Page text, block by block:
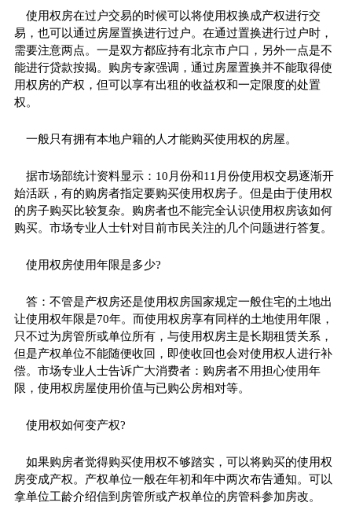
使用权房在过户交易的时候可以将使用权换成产权进行交
易，也可以通过房屋置换进行过户。在通过置换进行过户时，
需要注意两点。一是双方都应持有北京市户口，另外一点是不
能进行贷款按揭。购房专家强调，通过房屋置换并不能取得使
用权房的产权，但可以享有出租的收益权和一定限度的处置
权。
一般只有拥有本地户籍的人才能购买使用权的房屋。
据市场部统计资料显示：10月份和11月份使用权交易逐渐开
始活跃，有的购房者指定要购买使用权房子。但是由于使用权
的房子购买比较复杂。购房者也不能完全认识使用权房该如何
购买。市场专业人士针对目前市民关注的几个问题进行答复。
使用权房使用年限是多少?
答：不管是产权房还是使用权房国家规定一般住宅的土地出
让使用权年限是70年。而使用权房享有同样的土地使用年限，
只不过为房管所或单位所有，与使用权房主是长期租赁关系，
但是产权单位不能随便收回，即使收回也会对使用权人进行补
偿。市场专业人士告诉广大消费者：购房者不用担心使用年
限，使用权房屋使用价值与已购公房相对等。
使用权如何变产权?
如果购房者觉得购买使用权不够踏实，可以将购买的使用权
房变成产权。产权单位一般在年初和年中两次布告通知。可以
拿单位工龄介绍信到房管所或产权单位的房管科参加房改。